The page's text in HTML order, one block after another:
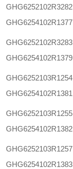
GHG6252102R3282
GHG6254102R1377
GHG6252102R3283
GHG6254102R1379
GHG6252103R1254
GHG6254102R1381
GHG6252103R1255
GHG6254102R1382
GHG6252103R1257
GHG6254102R1383